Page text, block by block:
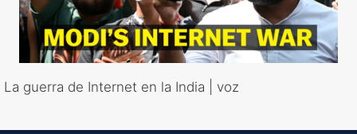
La guerra de Internet en la India | voz